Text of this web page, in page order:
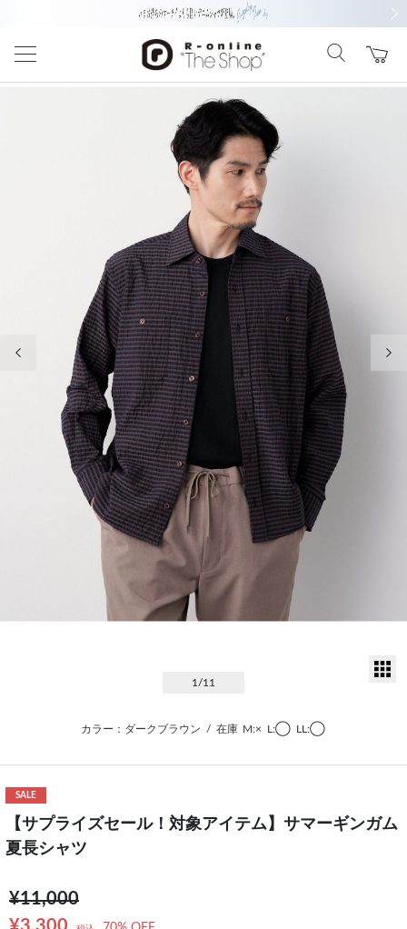
1 /11
カラー：ダークブラウン / 在庫 M:× L:◯ LL:◯
SALE
【サプライズセール！対象アイテム】サマーギンガム
夏長シャツ
¥11,000